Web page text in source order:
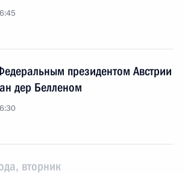
президентом Австрии
дер Белленом
вторник